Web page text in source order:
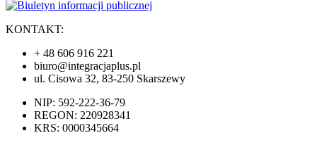
KONTAKT:
+ 48 606 916 221
biuro@integracjaplus.pl
ul. Cisowa 32, 83-250 Skarszewy
NIP: 592-222-36-79
REGON: 220928341
KRS: 0000345664